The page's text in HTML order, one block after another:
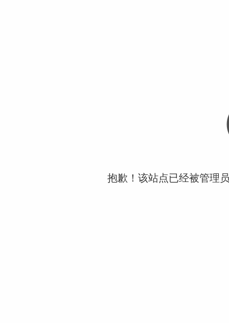
抱歉！该站点已经被管理